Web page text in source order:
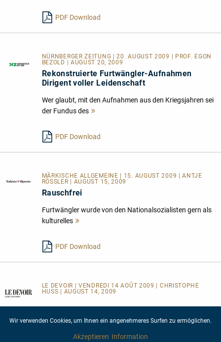
Wir verwenden Cookies, um Ihnen ein angenehmeres Surfen zu ermöglichen.
Akzeptieren Information
PDF Download
NÜRNBERGER ZEITUNG | 20. AUGUST 2009 | PROF. EGON
BEZOLD | AUGUST 20, 2009
Rekonstruierte Furtwängler-Aufnahmen
Dirigent voller Leidenschaft
Wer glaubt, mit den Aufnahmen aus den Kriegsjahren sei
der Fundus des
PDF Download
MÄRKISCHE ALLGEMEINE | 15. AUGUST 2009 | ANTJE
RÖSSLER | AUGUST 15, 2009
Rauschfrei
Furtwängler wurde von den Nationalsozialisten gern als
kulturelles
PDF Download
LE DEVOIR | VENDREDI 14 AOÛT 2009 | CHRISTOPHE
HUSS | AUGUST 14, 2009
un précieux
Mehr
lesen